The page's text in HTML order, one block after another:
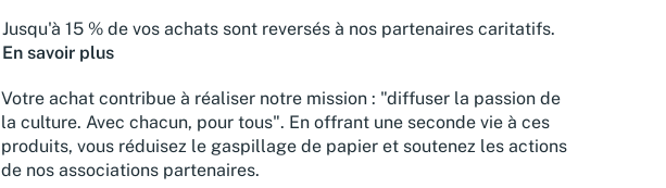
Jusqu'à 15 % de vos achats sont reversés à nos partenaires caritatifs.
En savoir plus
Votre achat contribue à réaliser notre mission : "diffuser la passion de
la culture. Avec chacun, pour tous". En offrant une seconde vie à ces
produits, vous réduisez le gaspillage de papier et soutenez les actions
de nos associations partenaires.